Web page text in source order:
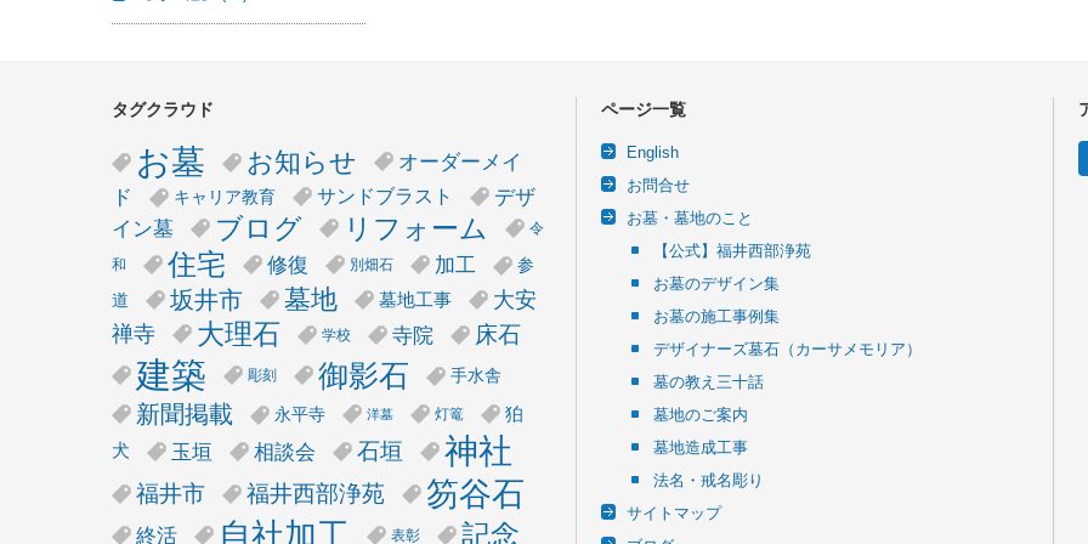
タグクラウド
お墓 お知らせ
オーダーメイ
ド
キャリア教育 サンドブラスト
デザ
イン墓
ブログ リフォーム 令
和 住宅 修復 別畑石 加工
参
道
坂井市 墓地 墓地工事
大安
禅寺
大理石 学校 寺院 床石
建築 彫刻 御影石 手水舎
新聞掲載 永平寺 洋墓 灯篭
狛
犬
玉垣 相談会 石垣 神社
福井市 福井西部浄苑 笏谷石
終活 自社加工 表彰 記念
ページ一覧
English
お問合せ
お墓・墓地のこと
【公式】福井西部浄苑
お墓のデザイン集
お墓の施工事例集
デザイナーズ墓石（カーサメモリア）
墓の教え三十話
墓地のご案内
墓地造成工事
法名・戒名彫り
サイトマップ